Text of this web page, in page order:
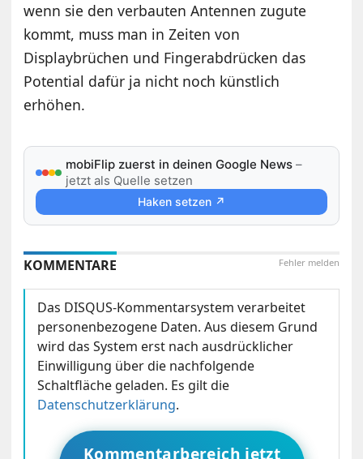
wenn sie den verbauten Antennen zugute
kommt, muss man in Zeiten von
Displaybrüchen und Fingerabdrücken das
Potential dafür ja nicht noch künstlich
erhöhen.
mobiFlip zuerst in deinen Google News –
jetzt als Quelle setzen
Haken setzen ↗
Fehler melden
KOMMENTARE
Das DISQUS-Kommentarsystem verarbeitet
personenbezogene Daten. Aus diesem Grund
wird das System erst nach ausdrücklicher
Einwilligung über die nachfolgende
Schaltfläche geladen. Es gilt die
Datenschutzerklärung.
Kommentarbereich jetzt